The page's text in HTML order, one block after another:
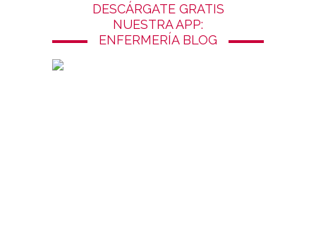
DESCÁRGATE GRATIS
NUESTRA APP:
ENFERMERÍA BLOG